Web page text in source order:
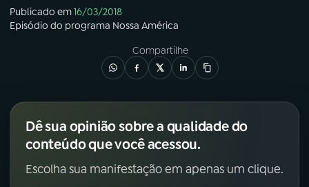
Publicado em16/03/2018
Episódio do programa Nossa América
Compartilhe
Dê sua opinião sobre a qualidade do
conteúdo que você acessou.
Escolha sua manifestação em apenas um clique.